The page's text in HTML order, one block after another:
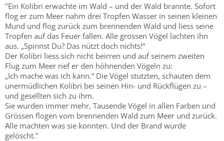
"Ein Kolibri erwachte im Wald – und der Wald brannte. Sofort
flog er zum Meer nahm drei Tropfen Wasser in seinen kleinen
Mund und flog zurück zum brennenden Wald und liess seine
Tropfen auf das Feuer fallen. Alle grossen Vögel lachten ihn
aus. „Spinnst Du? Das nützt doch nichts!“
Der Kolibri liess sich nicht beirren und auf seinem zweiten
Flug zum Meer rief er den höhnenden Vögeln zu:
„Ich mache was ich kann.“ Die Vögel stutzten, schauten dem
unermüdlichen Kolibri bei seinen Hin- und Rückflügen zu –
und gesellten sich zu ihm.
Sie wurden immer mehr, Tausende Vögel in allen Farben und
Grössen flogen vom brennenden Wald zum Meer und zurück.
Alle machten was sie konnten. Und der Brand wurde
gelöscht."